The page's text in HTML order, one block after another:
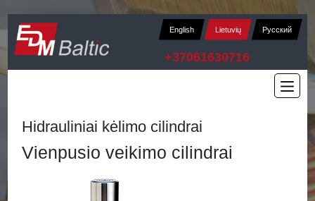
English Lietuvių Русский
+37061630716
Hidrauliniai kėlimo cilindrai
Vienpusio veikimo cilindrai